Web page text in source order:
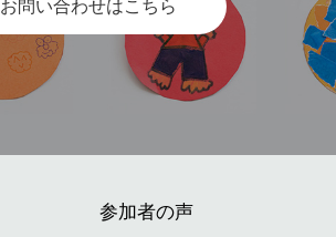
お問い合わせはこちら
参加者の声